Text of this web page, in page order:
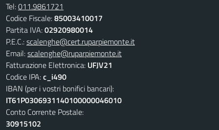
Tel:011.9861721
Codice Fiscale:85003410017
Partita IVA:02920980014
P.E.C.:scalenghe@cert.ruparpiemonte.it
Email:scalenghe@ruparpiemonte.it
Fatturazione Elettronica: UFJV21
Codice IPA:c_i490
IBAN (per i vostri bonifici bancari):
IT61P0306931140100000046010
Conto Corrente Postale:
30915102